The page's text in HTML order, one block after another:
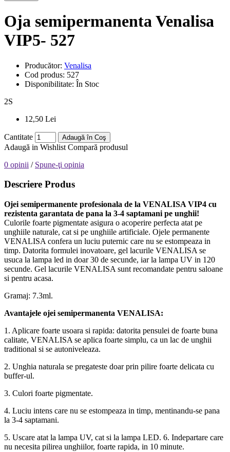
Oja semipermanenta Venalisa
VIP5- 527
Producător: Venalisa
Cod produs: 527
Disponibilitate: În Stoc
2S
12,50 Lei
Cantitate Adaugă în Coş
Adaugă in Wishlist Compară produsul
0 opinii / Spune-ţi opinia
Descriere Produs
Ojei semipermanente profesionala de la VENALISA VIP4 cu
rezistenta garantata de pana la 3-4 saptamani pe unghii!
Culorile foarte pigmentate asigura o acoperire perfecta atat pe
unghiile naturale, cat si pe unghiile artificiale. Ojele permanente
VENALISA confera un luciu puternic care nu se estompeaza in
timp. Datorita formulei inovatoare, gel lacurile VENALISA se
usuca la lampa led in doar 30 de secunde, iar la lampa UV in 120
secunde. Gel lacurile VENALISA sunt recomandate pentru saloane
si pentru acasa.
Gramaj: 7.3ml.
Avantajele ojei semipermanenta VENALISA:
1. Aplicare foarte usoara si rapida: datorita pensulei de foarte buna
calitate, VENALISA se aplica foarte simplu, ca un lac de unghii
traditional si se autoniveleaza.
2. Unghia naturala se pregateste doar prin pilire foarte delicata cu
buffer-ul.
3. Culori foarte pigmentate.
4. Luciu intens care nu se estompeaza in timp, mentinandu-se pana
la 3-4 saptamani.
5. Uscare atat la lampa UV, cat si la lampa LED. 6. Indepartare care
nu necesita pilirea unghiilor, foarte rapida, in 10 minute.